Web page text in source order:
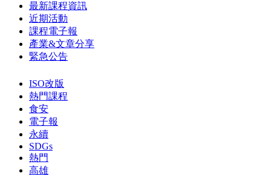
最新課程資訊
近期活動
課程電子報
產業&文章分享
緊急公告
ISO改版
熱門課程
食安
電子報
永續
SDGs
熱門
高雄